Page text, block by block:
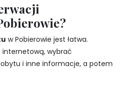
w Pobierowie jest łatwa.
wybrać
i inne informacje, a potem